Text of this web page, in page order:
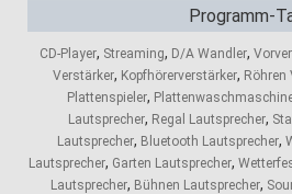
Programm-
CD-Player, Streaming, D/A Wandler,
Verstärker, Kopfhörerverstärker, Röhren
Plattenspieler,
Lautsprecher, Regal Lautsprecher,
Lautsprecher, Bluetooth Lautsprecher,
Lautsprecher, Garten Lautsprecher,
Lautsprecher, Bühnen Lautsprecher,